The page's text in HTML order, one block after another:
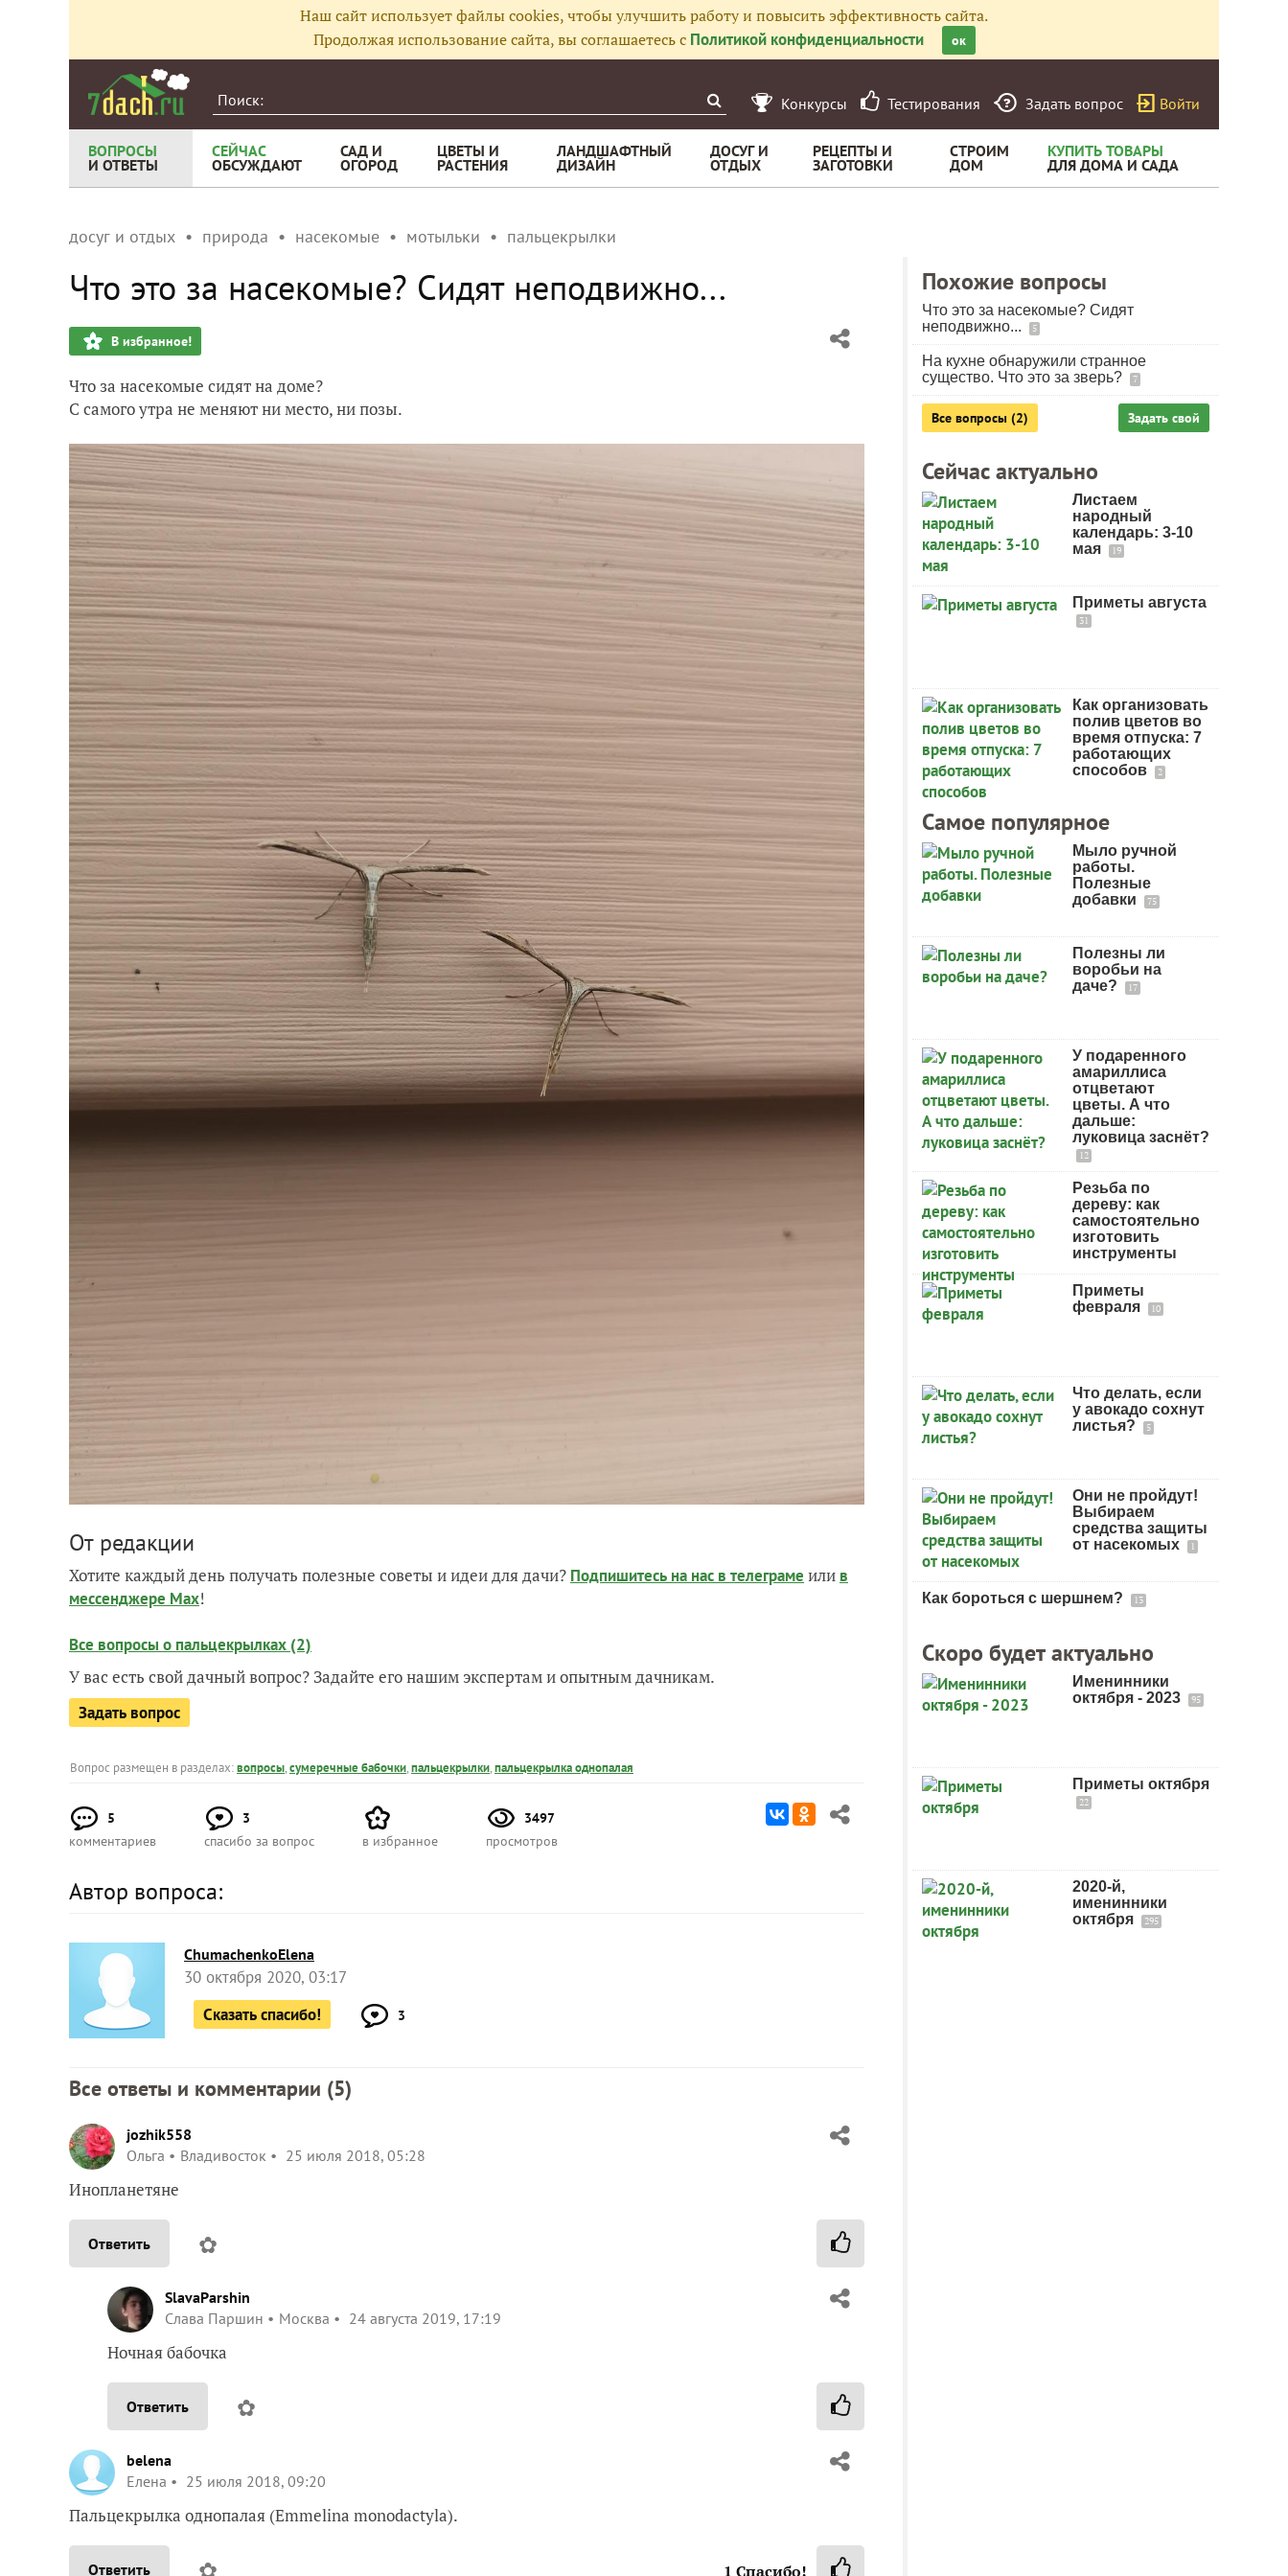
Наш сайт использует файлы cookies, чтобы улучшить работу и повысить эффективность сайта.
Продолжая использование сайта, вы соглашаетесь с Политикой конфиденциальности ок
Конкурсы Тестирования Задать вопрос Войти
ВОПРОСЫ
И ОТВЕТЫ
СЕЙЧАС
ОБСУЖДАЮТ
САД И
ОГОРОД
ЦВЕТЫ И
РАСТЕНИЯ
ЛАНДШАФТНЫЙ
ДИЗАЙН
ДОСУГ И
ОТДЫХ
РЕЦЕПТЫ И
ЗАГОТОВКИ
СТРОИМ
ДОМ
КУПИТЬ ТОВАРЫ
ДЛЯ ДОМА И САДА
досуг и отдых природа насекомые мотыльки пальцекрылки
Что это за насекомые? Сидят неподвижно...
В избранное!
Что за насекомые сидят на доме?
С самого утра не меняют ни место, ни позы.
От редакции
Хотите каждый день получать полезные советы и идеи для дачи? Подпишитесь на нас в телеграме или в
мессенджере Max!
Все вопросы о пальцекрылках (2)
У вас есть свой дачный вопрос? Задайте его нашим экспертам и опытным дачникам.
Задать вопрос
Вопрос размещен в разделах:вопросы,сумеречные бабочки,пальцекрылки,пальцекрылка однопалая
5
комментариев
3
спасибо за вопрос
в избранное
3497
просмотров
Автор вопроса:
ChumachenkoElena
30 октября 2020, 03:17
Сказать спасибо!
3
Все ответы и комментарии (5)
jozhik558
Ольга
Владивосток 25 июля 2018, 05:28
Инопланетяне
Ответить ✿
SlavaParshin
Слава Паршин
Москва 24 августа 2019, 17:19
Ночная бабочка
Ответить ✿
belena
Елена
25 июля 2018, 09:20
Пальцекрылка однопалая (Emmelina monodactyla).
Ответить 1 Спасибо!
Похожие вопросы
Что это за насекомые? Сидят
неподвижно...
5
На кухне обнаружили странное
существо. Что это за зверь?
7
Все вопросы (2) Задать свой
Сейчас актуально
Листаем
народный
календарь: 3-10
мая
19
Приметы августа
31
Как организовать
полив цветов во
время отпуска: 7
работающих
способов
2
Самое популярное
Мыло ручной
работы.
Полезные
добавки
75
Полезны ли
воробьи на
даче?
17
У подаренного
амариллиса
отцветают
цветы. А что
дальше:
луковица заснёт?
12
Резьба по
дереву: как
самостоятельно
изготовить
инструменты
Приметы
февраля
10
Что делать, если
у авокадо сохнут
листья?
5
Они не пройдут!
Выбираем
средства защиты
от насекомых
1
Как бороться с шершнем? 13
Скоро будет актуально
Именинники
октября - 2023
95
Приметы октября
22
2020-й,
именинники
октября
295